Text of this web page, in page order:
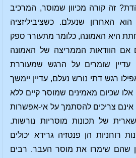
זה קורה מכיוון שמוסר, המרכיב
האחרון שנעלם. כשציביליזציה
היא האמונה, כלומר מתעורר ספק
הוודאות הממריצה של האמונה
עדיין שומרים על הרגש שמעוררת
רגש דתי נורש נעלם, עדיין יימשך
שכיום מאמינים שמוסר קיים ללא
צריכים להסתמך על אי-אפשרות
של תכונות מוסריות נורשות.
רוחניות הן פנטזיה גרידא יכולים
שהם שימרו את מוסר העבר. רבים